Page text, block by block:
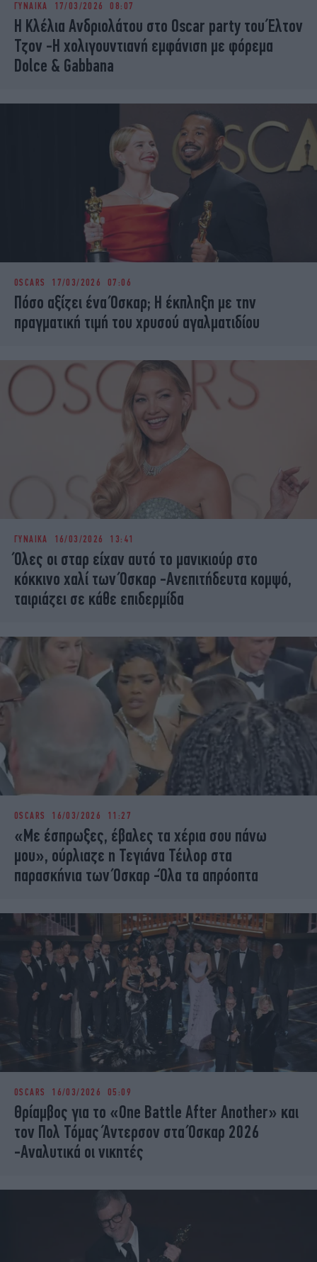
iBOOKS
OSCARS
THE OCEAN
MEDIA
ELAMEFORA
ΓΥΝΑΙΚΑ 17/03/2026 08:07
Η Κλέλια Ανδριολάτου στο Oscar party του Έλτον
Τζον -Η χολιγουντιανή εμφάνιση με φόρεμα
Dolce & Gabbana
OSCARS 17/03/2026 07:06
Πόσο αξίζει ένα Όσκαρ; Η έκπληξη με την
πραγματική τιμή του χρυσού αγαλματιδίου
ΓΥΝΑΙΚΑ 16/03/2026 13:41
Όλες οι σταρ είχαν αυτό το μανικιούρ στο
κόκκινο χαλί των Όσκαρ -Ανεπιτήδευτα κομψό,
ταιριάζει σε κάθε επιδερμίδα
OSCARS 16/03/2026 11:27
«Με έσπρωξες, έβαλες τα χέρια σου πάνω
μου», ούρλιαζε η Τεγιάνα Τέιλορ στα
παρασκήνια των Όσκαρ -Όλα τα απρόοπτα
OSCARS 16/03/2026 05:09
Θρίαμβος για το «One Battle After Another» και
τον Πολ Τόμας Άντερσον στα Όσκαρ 2026
-Αναλυτικά οι νικητές